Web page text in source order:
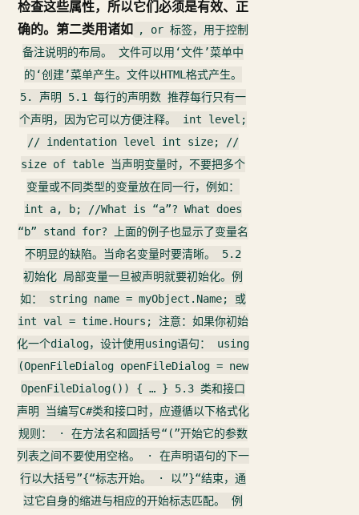
检查这些属性，所以它们必须是有效、正
确的。第二类用诸如 , or标签，用于控制
备注说明的布局。 文件可以用‘文件’菜单中
的‘创建’菜单产生。文件以HTML格式产生。
5. 声明 5.1 每行的声明数 推荐每行只有一
个声明，因为它可以方便注释。 int level;
// indentation level int size; //
size of table 当声明变量时，不要把多个
变量或不同类型的变量放在同一行，例如：
int a, b; //What is “a”? What does
“b” stand for? 上面的例子也显示了变量名
不明显的缺陷。当命名变量时要清晰。 5.2
初始化 局部变量一旦被声明就要初始化。例
如： string name = myObject.Name; 或
int val = time.Hours; 注意：如果你初始
化一个dialog，设计使用using语句： using
(OpenFileDialog openFileDialog = new
OpenFileDialog()) { … } 5.3 类和接口
声明 当编写C#类和接口时，应遵循以下格式化
规则： · 在方法名和圆括号“(”开始它的参数
列表之间不要使用空格。 · 在声明语句的下一
行以大括号”{“标志开始。 · 以”}“结束，通
过它自身的缩进与相应的开始标志匹配。 例